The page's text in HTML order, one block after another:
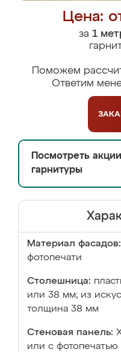
Цена:
за 1
Поможем
Ответим
Посмотреть
гарнитуры
Материал фасадов:
фотопечати
Столешница:
или 38 мм; из
толщина 38 мм
Стеновая панель:
или с фотопечатью